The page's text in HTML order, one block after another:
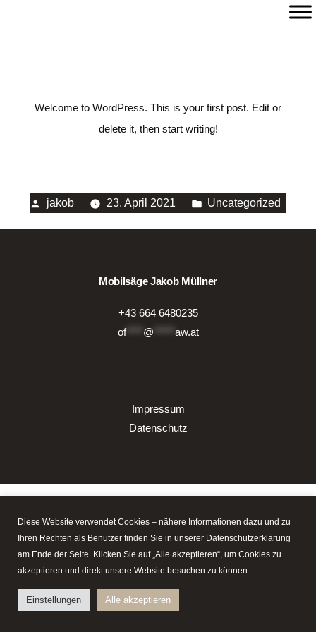
Welcome to WordPress. This is your first post. Edit or
delete it, then start writing!
Veröffentlicht
jakob 23. April 2021
Veröffentlicht
Uncategorized
Mobilsäge Jakob Müllner
+43 664 6480235
of**** @ aw.at
Impressum
Datenschutz
Diese Website verwendet Cookies – nähere Informationen dazu und zu
Ihren Rechten als Benutzer finden Sie in unserer Datenschutzerklärung
am Ende der Seite. Klicken Sie auf „Alle akzeptieren“, um Cookies zu
akzeptieren und direkt unsere Website besuchen zu können.
Einstellungen Alle akzeptieren